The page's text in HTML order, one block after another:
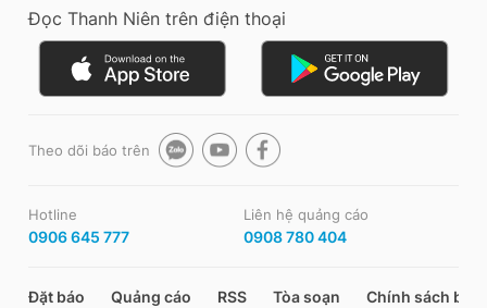
Đọc Thanh Niên trên điện thoại
Theo dõi báo trên
Hotline
0906 645 777
Liên hệ quảng cáo
0908 780 404
Đặt báo Quảng cáo RSS Tòa soạn Chính sách bảo